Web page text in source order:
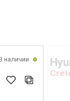
наличии